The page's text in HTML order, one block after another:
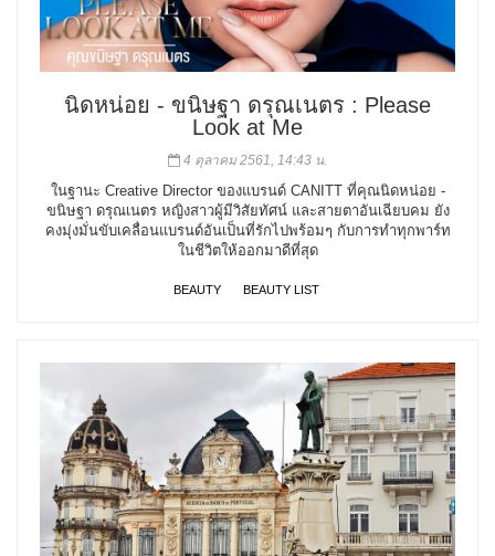
นิดหน่อย - ขนิษฐา ดรุณเนตร : Please
Look at Me
4 ตุลาคม 2561, 14:43 น.
ในฐานะ Creative Director ของแบรนด์ CANITT ที่คุณนิดหน่อย -
ขนิษฐา ดรุณเนตร หญิงสาวผู้มีวิสัยทัศน์ และสายตาอันเฉียบคม ยัง
คงมุ่งมั่นขับเคลื่อนแบรนด์อันเป็นที่รักไปพร้อมๆ กับการทำทุกพาร์ท
ในชีวิตให้ออกมาดีที่สุด
BEAUTY BEAUTY LIST